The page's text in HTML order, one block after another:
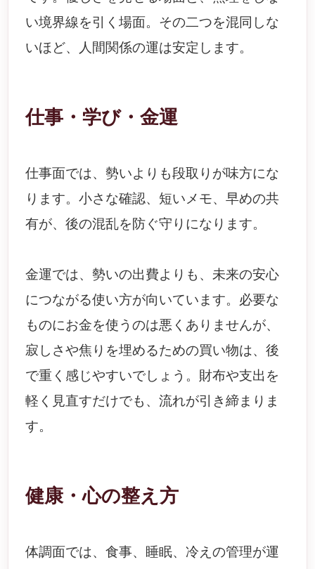
い境界線を引く場面。その二つを混同しな
いほど、人間関係の運は安定します。
仕事・学び・金運
仕事面では、勢いよりも段取りが味方にな
ります。小さな確認、短いメモ、早めの共
有が、後の混乱を防ぐ守りになります。
金運では、勢いの出費よりも、未来の安心
につながる使い方が向いています。必要な
ものにお金を使うのは悪くありませんが、
寂しさや焦りを埋めるための買い物は、後
で重く感じやすいでしょう。財布や支出を
軽く見直すだけでも、流れが引き締まりま
す。
健康・心の整え方
体調面では、食事、睡眠、冷えの管理が運